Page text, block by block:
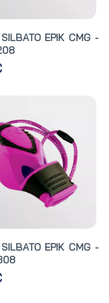
EPIK CMG -
EPIK CMG -